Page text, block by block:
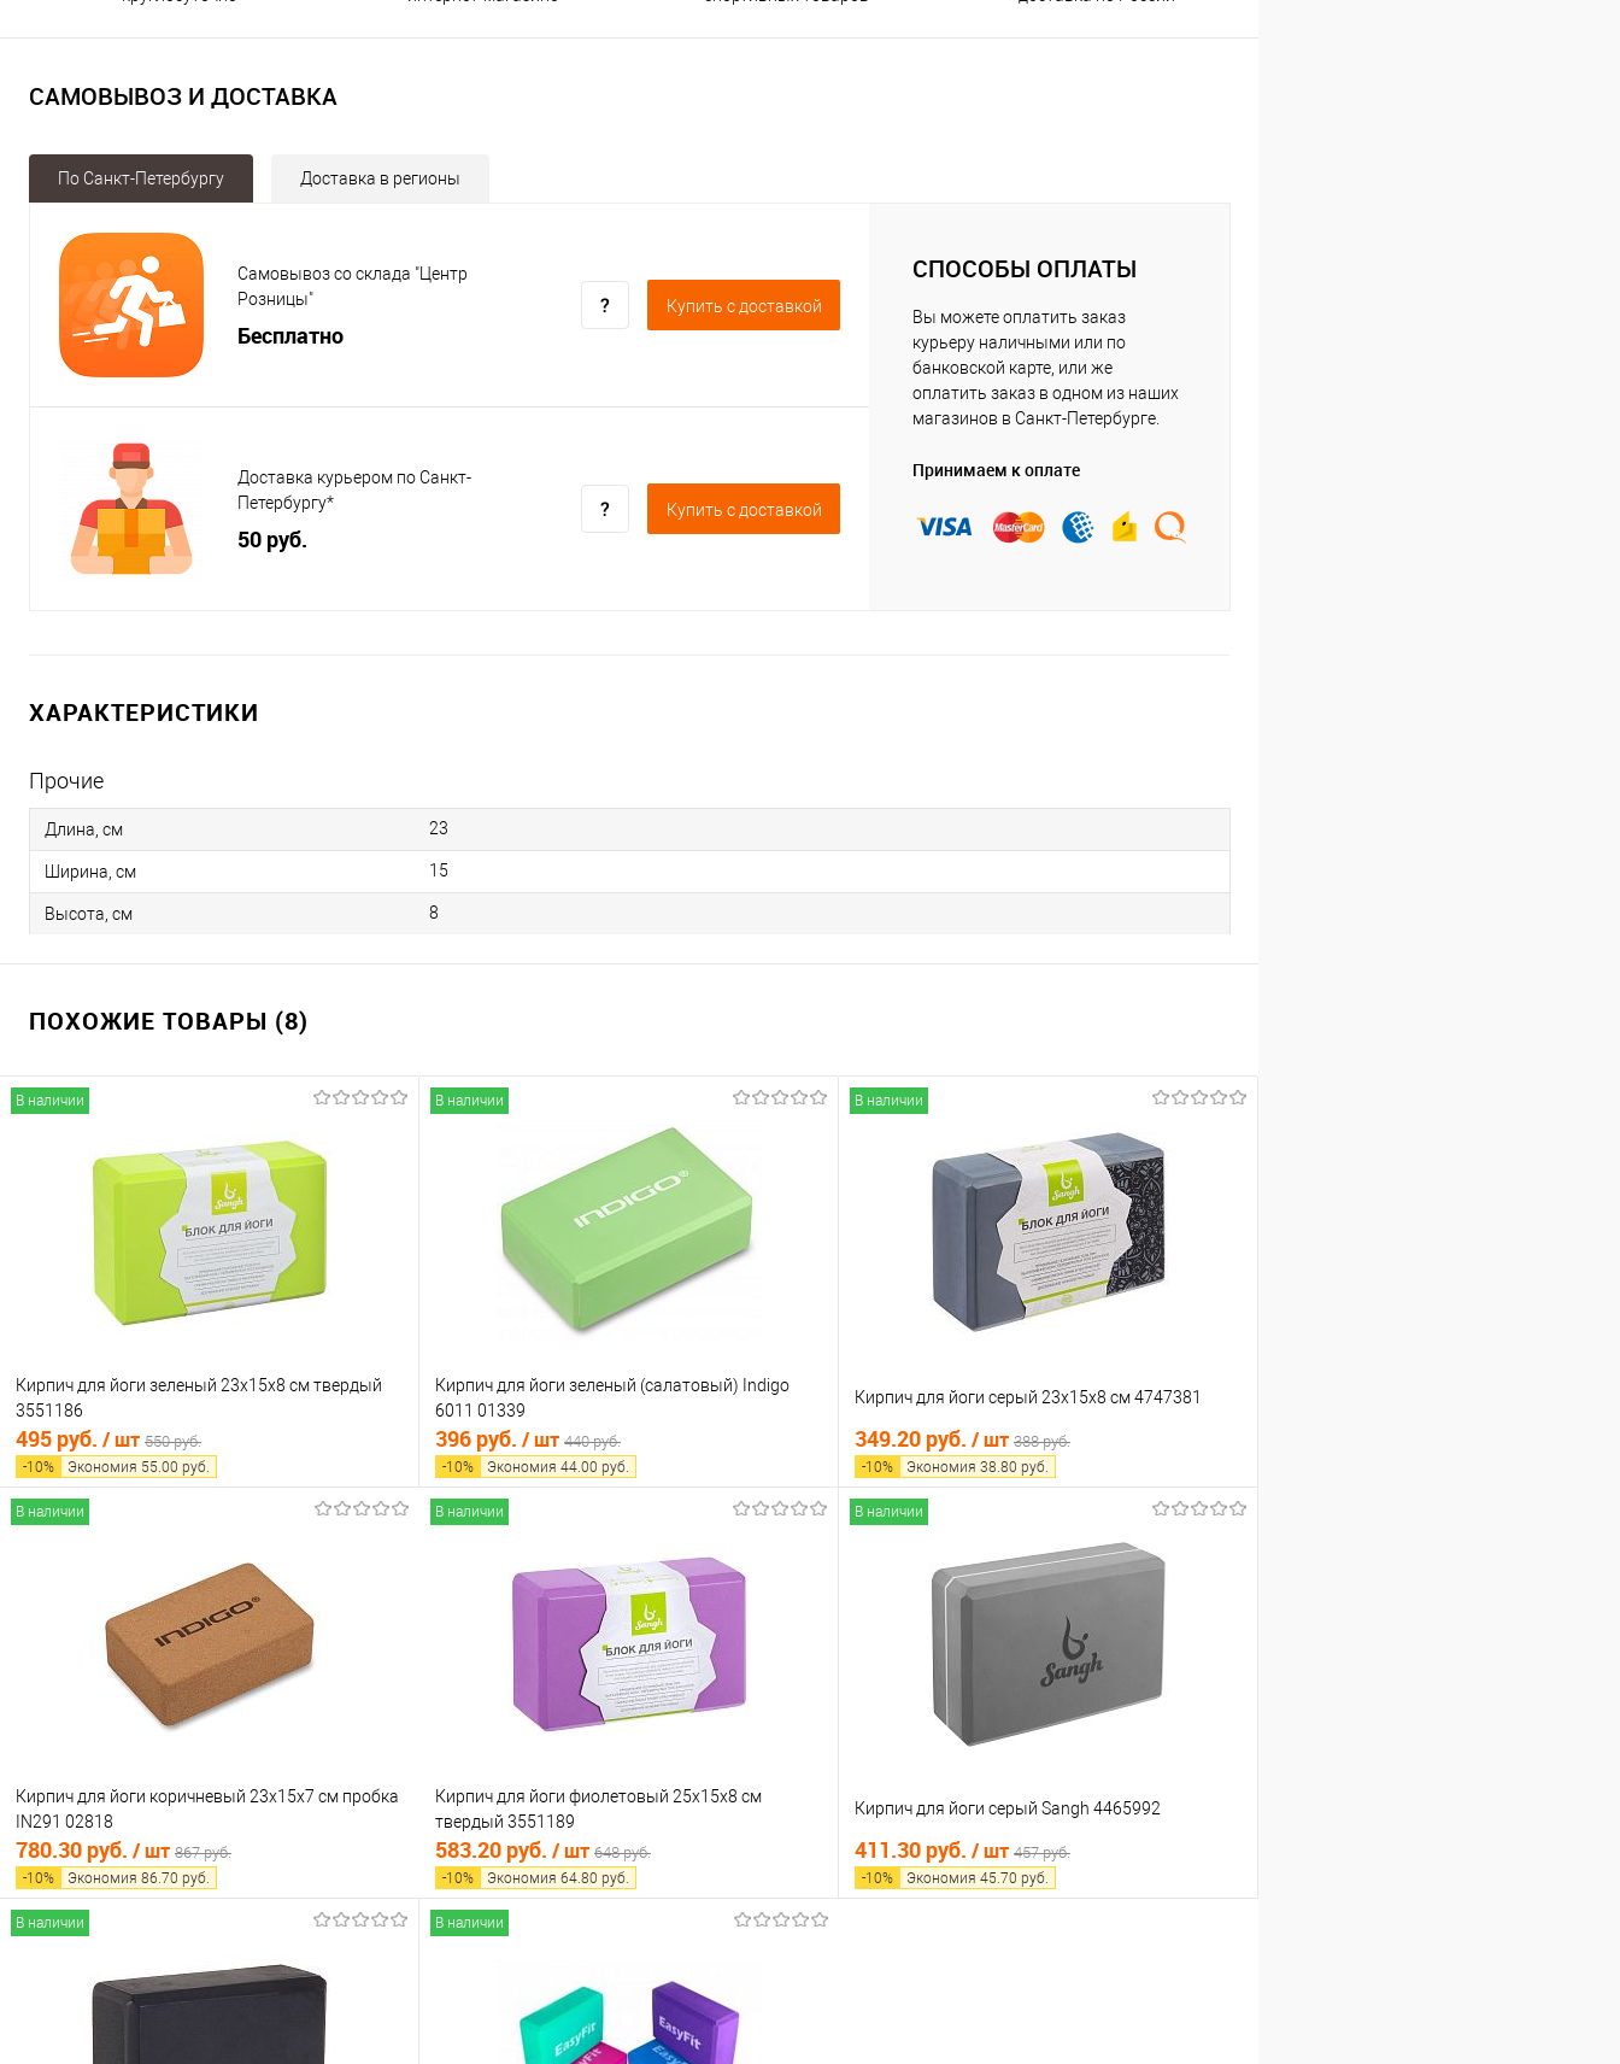
САМОВЫВОЗ И ДОСТАВКА
По Санкт-Петербургу Доставка в регионы
Самовывоз со склада "Центр
Розницы"
Бесплатно
Купить c доставкой
Доставка курьером по Санкт-
Петербургу*
50 руб.
Купить c доставкой
СПОСОБЫ ОПЛАТЫ
Вы можете оплатить заказ
курьеру наличными или по
банковской карте, или же
оплатить заказ в одном из наших
магазинов в Санкт-Петербурге.
Принимаем к оплате
ХАРАКТЕРИСТИКИ
Прочие
Длина, см 23
Ширина, см 15
Высота, см 8
ПОХОЖИЕ ТОВАРЫ (8)
В наличии
Кирпич для йоги зеленый 23х15х8 см твердый
3551186
495 руб. / шт 550 руб.
-10% Экономия 55.00 руб.
Купить в 1 клик
Сравнение
В избранное
В наличии
В наличии
Кирпич для йоги зеленый (салатовый) Indigo
6011 01339
396 руб. / шт 440 руб.
-10% Экономия 44.00 руб.
Купить в 1 клик
Сравнение
В наличии
В наличии
Кирпич для йоги серый 23х15х8 см 4747381
349.20 руб. / шт 388 руб.
-10% Экономия 38.80 руб.
Купить в 1 клик
В избранное
В наличии
Кирпич для йоги коричневый 23х15х7 см пробка
IN291 02818
780.30 руб. / шт 867 руб.
-10% Экономия 86.70 руб.
Купить в 1 клик
Сравнение
В наличии
В наличии
Кирпич для йоги фиолетовый 25х15х8 см
твердый 3551189
583.20 руб. / шт 648 руб.
-10% Экономия 64.80 руб.
Купить в 1 клик
Сравнение
В избранное
В наличии
В наличии
Кирпич для йоги серый Sangh 4465992
411.30 руб. / шт 457 руб.
-10% Экономия 45.70 руб.
В наличии В наличии